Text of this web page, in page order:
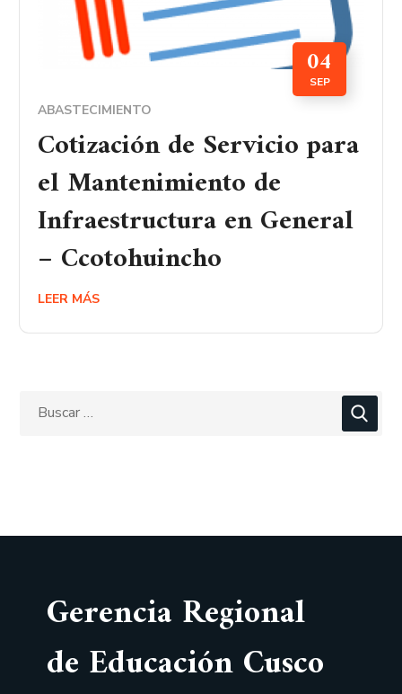
04
SEP
ABASTECIMIENTO
Cotización de Servicio para
el Mantenimiento de
Infraestructura en General
– Ccotohuincho
LEER MÁS
Gerencia Regional
de Educación Cusco